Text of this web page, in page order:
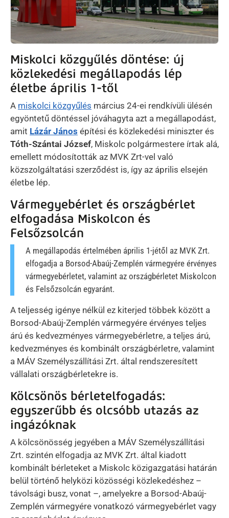
Miskolci közgyűlés döntése: új
közlekedési megállapodás lép
életbe április 1-től
A miskolci közgyűlés március 24-ei rendkívüli ülésén
egyöntetű döntéssel jóváhagyta azt a megállapodást,
amit Lázár János építési és közlekedési miniszter és
Tóth-Szántai József, Miskolc polgármestere írtak alá,
emellett módosították az MVK Zrt-vel való
közszolgáltatási szerződést is, így az április elsején
életbe lép.
Vármegyebérlet és országbérlet
elfogadása Miskolcon és
Felsőzsolcán
A megállapodás értelmében április 1-jétől az MVK Zrt.
elfogadja a Borsod-Abaúj-Zemplén vármegyére érvényes
vármegyebérletet, valamint az országbérletet Miskolcon
és Felsőzsolcán egyaránt.
A teljesség igénye nélkül ez kiterjed többek között a
Borsod-Abaúj-Zemplén vármegyére érvényes teljes
árú és kedvezményes vármegyebérletre, a teljes árú,
kedvezményes és kombinált országbérletre, valamint
a MÁV Személyszállítási Zrt. által rendszeresített
vállalati országbérletekre is.
Kölcsönös bérletelfogadás:
egyszerűbb és olcsóbb utazás az
ingázóknak
A kölcsönösség jegyében a MÁV Személyszállítási
Zrt. szintén elfogadja az MVK Zrt. által kiadott
kombinált bérleteket a Miskolc közigazgatási határán
belül történő helyközi közösségi közlekedéshez –
távolsági busz, vonat –, amelyekre a Borsod-Abaúj-
Zemplén vármegyére vonatkozó vármegyebérlet vagy